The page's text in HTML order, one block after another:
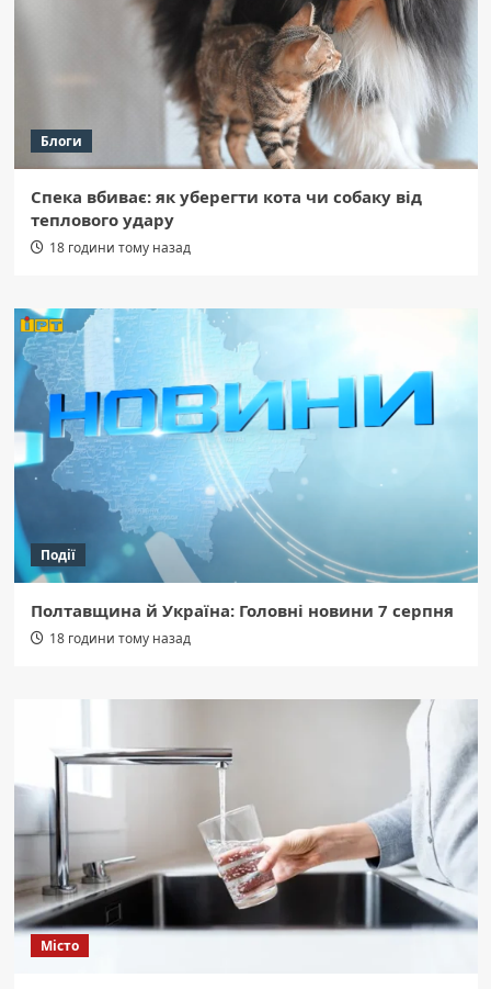
Блоги
Спека вбиває: як уберегти кота чи собаку від
теплового удару
18 години тому назад
Події
Полтавщина й Україна: Головні новини 7 серпня
18 години тому назад
Місто